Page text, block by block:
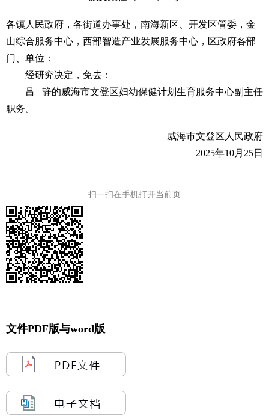
各镇人民政府，各街道办事处，南海新区、开发区管委，金
山综合服务中心，西部智造产业发展服务中心，区政府各部
门、单位：
经研究决定，免去：
吕 静的威海市文登区妇幼保健计划生育服务中心副主任
职务。
威海市文登区人民政府
2025年10月25日
扫一扫在手机打开当前页
文件PDF版与word版